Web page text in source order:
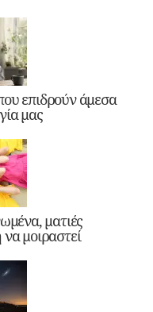
επιδρούν άμεσα
μας
ματιές
μοιραστεί